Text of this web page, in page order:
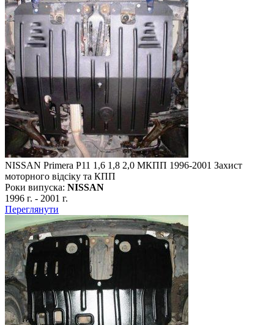
NISSAN Primera P11 1,6 1,8 2,0 МКПП 1996-2001 Захист
моторного відсіку та КПП
Роки випуска: NISSAN
1996 г. - 2001 г.
Переглянути